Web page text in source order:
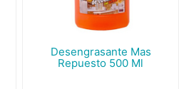
Desengrasante Mas
Repuesto 500 Ml